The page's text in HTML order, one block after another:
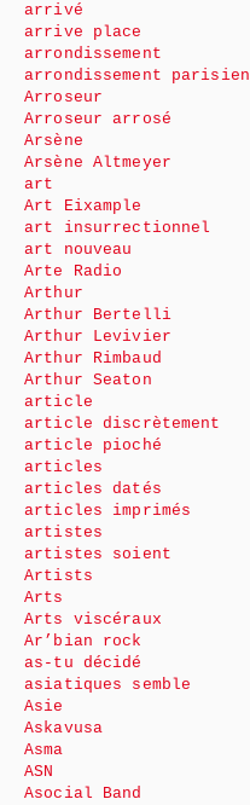
arrivé
arrive place
arrondissement
arrondissement parisien
Arroseur
Arroseur arrosé
Arsène
Arsène Altmeyer
art
Art Eixample
art insurrectionnel
art nouveau
Arte Radio
Arthur
Arthur Bertelli
Arthur Levivier
Arthur Rimbaud
Arthur Seaton
article
article discrètement
article pioché
articles
articles datés
articles imprimés
artistes
artistes soient
Artists
Arts
Arts viscéraux
Ar’bian rock
as-tu décidé
asiatiques semble
Asie
Askavusa
Asma
ASN
Asocial Band